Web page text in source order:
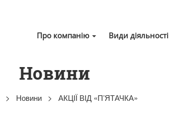
Про компанію Види діяльності
Новини
> Новини > АКЦІЇ ВІД «П’ЯТАЧКА»